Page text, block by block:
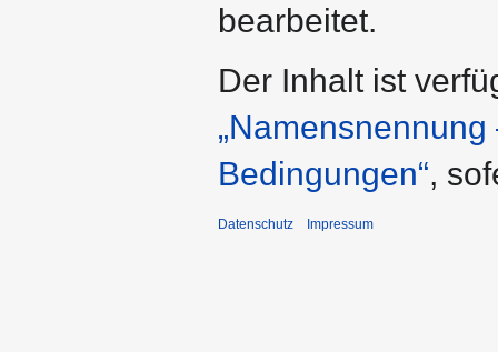
bearbeitet.
Der Inhalt ist
Bedingungen“,
Datenschutz Impressum